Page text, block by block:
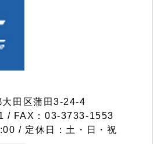
田区蒲田3-24-4
/ FAX：03-3733-1553
/ 定休日：土・日・祝